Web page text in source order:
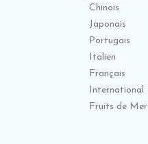
Chinois
Japonais
Portugais
Italien
Français
International
Fruits de Mer